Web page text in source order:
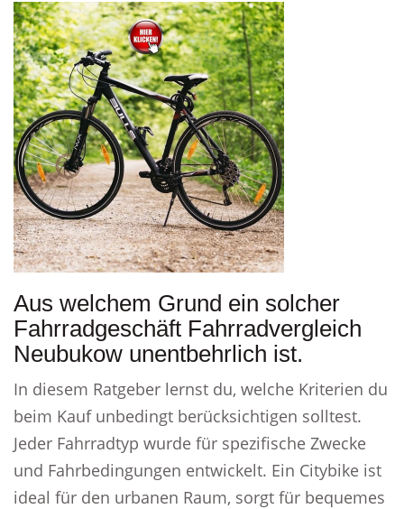
Aus welchem Grund ein solcher
Fahrradgeschäft Fahrradvergleich
Neubukow unentbehrlich ist.
In diesem Ratgeber lernst du, welche Kriterien du
beim Kauf unbedingt berücksichtigen solltest.
Jeder Fahrradtyp wurde für spezifische Zwecke
und Fahrbedingungen entwickelt. Ein Citybike ist
ideal für den urbanen Raum, sorgt für bequemes